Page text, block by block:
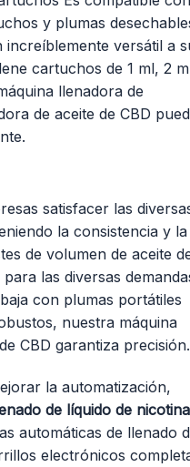
y plumas
versátil a
cartuchos de 1 ml, 2
llenadora de
de aceite de CBD
satisfacer las
la consistencia y la
de volumen de aceite
las diversas
con plumas portátiles
nuestra máquina
CBD garantiza precisión.
la automatización,
de líquido de nicotina
automáticas de llenado
electrónicos